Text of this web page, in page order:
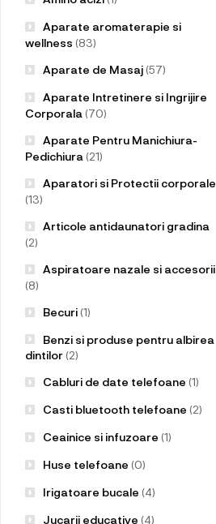
Aparate aromaterapie si
wellness (83)
Aparate de Masaj(57)
Aparate Intretinere si Ingrijire
Corporala (70)
Aparate Pentru Manichiura-
Pedichiura (21)
Aparatori si Protectii corporale
(13)
Articole antidaunatori gradina
(2)
Aspiratoare nazale si accesorii
(8)
Becuri(1)
Benzi si produse pentru albirea
dintilor(2)
Cabluri de date telefoane (1)
Casti bluetooth telefoane (2)
Ceainice si infuzoare (1)
Huse telefoane (0)
Irigatoare bucale (4)
Jucarii educative (4)